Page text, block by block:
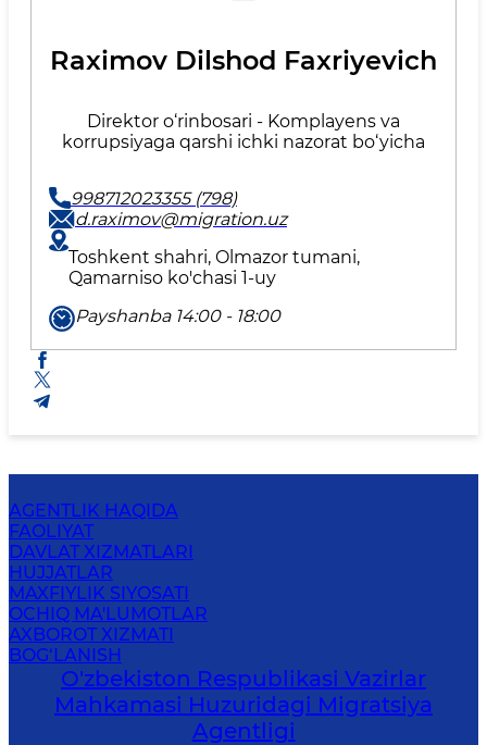
Raximov Dilshod Faxriyevich
Direktor o‘rinbosari - Komplayens va
korrupsiyaga qarshi ichki nazorat bo‘yicha
998712023355 (798)
d.raximov@migration.uz
Toshkent shahri, Olmazor tumani,
Qamarniso ko'chasi 1-uy
Payshanba 14:00 - 18:00
AGENTLIK HAQIDA
FAOLIYAT
DAVLAT XIZMATLARI
HUJJATLAR
MAXFIYLIK SIYOSATI
OCHIQ MA'LUMOTLAR
AXBOROT XIZMATI
BOG‘LANISH
O'zbekiston Respublikasi Vazirlar
Mahkamasi Huzuridagi Migratsiya
Agentligi